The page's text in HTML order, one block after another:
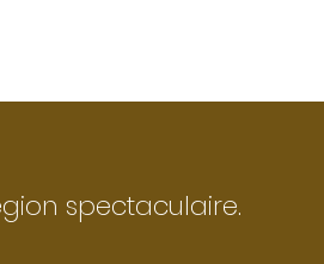
spectaculaire.